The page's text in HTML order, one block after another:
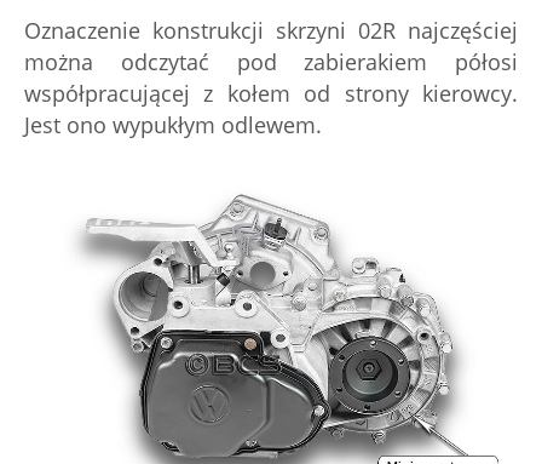
Oznaczenie konstrukcji skrzyni 02R najczęściej
można odczytać pod zabierakiem półosi
współpracującej z kołem od strony kierowcy.
Jest ono wypukłym odlewem.